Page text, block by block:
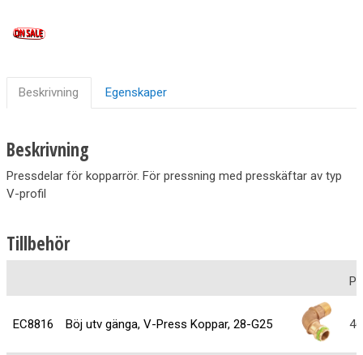
Beskrivning Egenskaper
Beskrivning
Pressdelar för kopparrör. För pressning med presskäftar av typ
V-profil
Tillbehör
EC8816 Böj utv gänga, V-Press Koppar, 28-G25